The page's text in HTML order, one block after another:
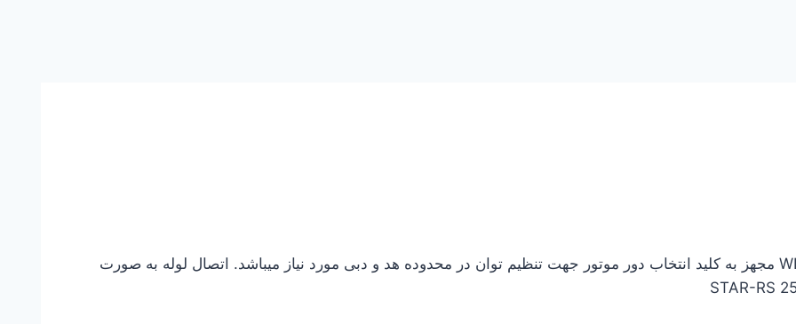
پمپ سیر کوتالور خطی سری STAT-RS شرکت WILO مجهز به کلید انتخاب دور موتور جهت تنظیم توان در محدوده هد و دبی مورد نیاز میباشد. اتصال لوله به صورت